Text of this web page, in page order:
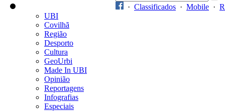
· Classificados · Mobile ·
UBI
Covilhã
Região
Desporto
Cultura
GeoUrbi
Made In UBI
Opinião
Reportagens
Infografias
Especiais